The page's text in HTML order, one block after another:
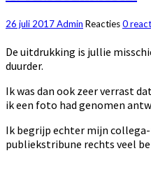
26 juli 2017Admin Reacties0
De uitdrukking is jullie
duurder.
Ik was dan ook zeer verrast
ik een foto had genomen
Ik begrijp echter mijn
publiekstribune rechts veel